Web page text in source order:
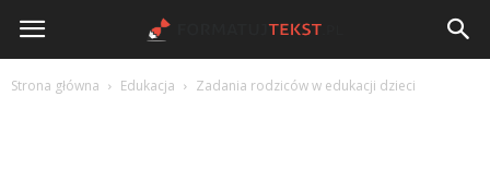
FormatujTekst.pl
Strona główna Edukacja Zadania rodziców w edukacji dzieci